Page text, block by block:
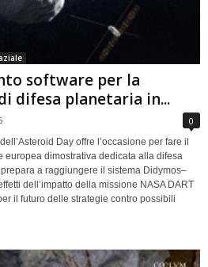
software per la
difesa planetaria in...
0
Day offre l’occasione per fare il
europea dimostrativa dedicata alla difesa
a raggiungere il sistema Didymos–
dell’impatto della missione NASA DART
il futuro delle strategie contro possibili